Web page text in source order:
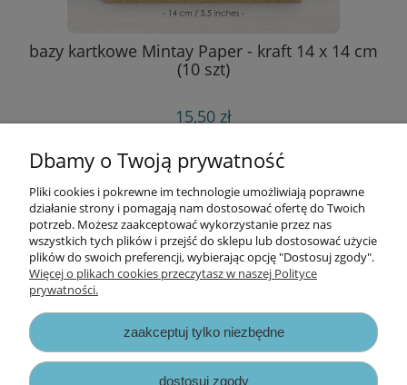
bazy kartkowe Mintay Paper - kraft 14 x 14 cm
(10 szt)
15,50 zł
do koszyka
Informacje
Opłaty i koszty dostawy
Zapisy prawne
Dbamy o Twoją prywatność
Pliki cookies i pokrewne im technologie umożliwiają poprawne
działanie strony i pomagają nam dostosować ofertę do Twoich
potrzeb. Możesz zaakceptować wykorzystanie przez nas
wszystkich tych plików i przejść do sklepu lub dostosować użycie
plików do swoich preferencji, wybierając opcję "Dostosuj zgody".
Więcej o plikach cookies przeczytasz w naszej Polityce
prywatności.
zaakceptuj tylko niezbędne
dostosuj zgody